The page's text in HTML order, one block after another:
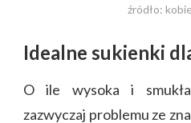
źródło:
Idealne sukienki
O ile wysoka i
zazwyczaj problemu ze